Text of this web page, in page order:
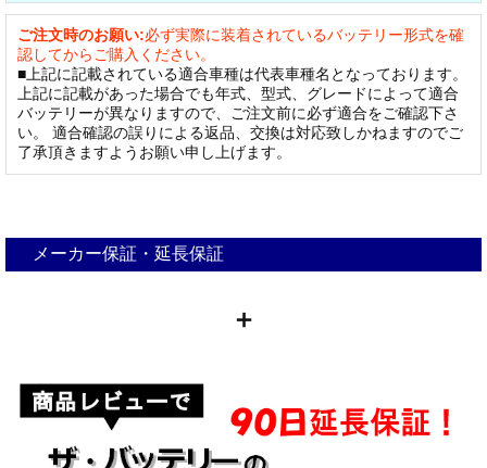
ご注文時のお願い:必ず実際に装着されているバッテリー形式を確
認してからご購入ください。
■上記に記載されている適合車種は代表車種名となっております。
上記に記載があった場合でも年式、型式、グレードによって適合
バッテリーが異なりますので、ご注文前に必ず適合をご確認下さ
い。 適合確認の誤りによる返品、交換は対応致しかねますのでご
了承頂きますようお願い申し上げます。
メーカー保証・延長保証
＋